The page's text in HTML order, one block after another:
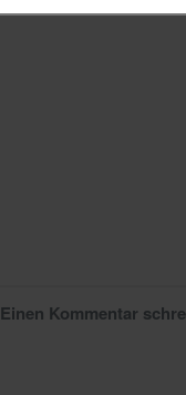
Einen Kommentar